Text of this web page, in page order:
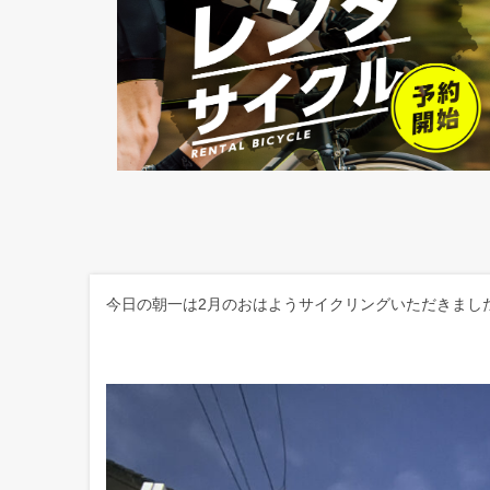
今日の朝一は2月のおはようサイクリングいただきまし